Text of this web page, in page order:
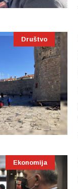
Društvo
Ekonomija